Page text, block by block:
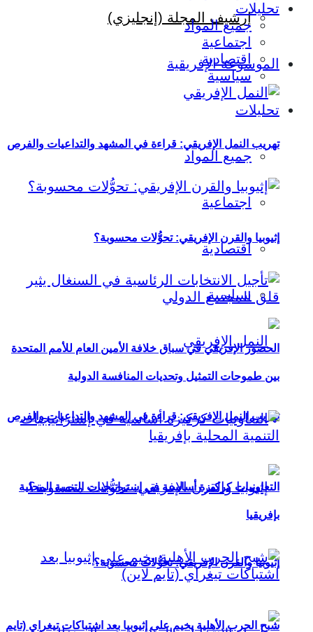
إرشيف المجلة (إنجليزي)
الموسوعة الإفريقية
تحليلات
جميع المواد
اجتماعية
اقتصادية
سياسية
تهريب النمل الإفريقي: قراءة في المشهد والتداعيات والفرص
إثيوبيا والقرن الإفريقي: تحوُّلات محسوبة؟
تحليلات
جميع المواد
اجتماعية
اقتصادية
سياسية
تهريب النمل الإفريقي: قراءة في المشهد والتداعيات والفرص
إثيوبيا والقرن الإفريقي: تحوُّلات محسوبة؟
الحضور الإفريقي في سباق خلافة الأمين العام للأمم المتحدة
بين طموحات التمثيل وتحديات المنافسة الدولية
التعاونيات كركيزة أساسية في إستراتيجيات التنمية المحلية
بإفريقيا
شبح الحرب الأهلية يخيم على إثيوبيا بعد اشتباكات تيغراي (تايم